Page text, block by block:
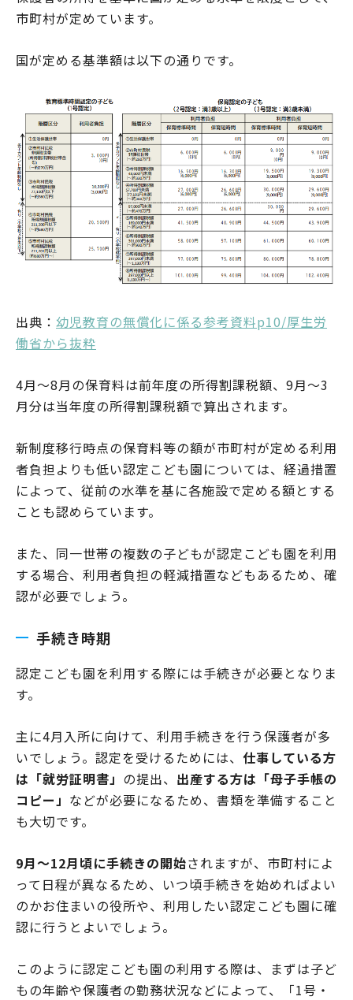
市町村が定めています。
国が定める基準額は以下の通りです。
出典： 幼児教育の無償化に係る参考資料p10/厚生労
働省から抜粋
4月～8月の保育料は前年度の所得割課税額、9月～3
月分は当年度の所得割課税額で算出されます。
新制度移行時点の保育料等の額が市町村が定める利用
者負担よりも低い認定こども園については、経過措置
によって、従前の水準を基に各施設で定める額とする
ことも認めらています。
また、同一世帯の複数の子どもが認定こども園を利用
する場合、利用者負担の軽減措置などもあるため、確
認が必要でしょう。
手続き時期
認定こども園を利用する際には手続きが必要となりま
す。
主に4月入所に向けて、利用手続きを行う保護者が多
いでしょう。認定を受けるためには、 仕事している方
は「就労証明書」 の提出、 出産する方は「母子手帳の
コピー」 などが必要になるため、書類を準備すること
も大切です。
9月～12月頃に手続きの開始されますが、市町村によ
って日程が異なるため、いつ頃手続きを始めればよい
のかお住まいの役所や、利用したい認定こども園に確
認に行うとよいでしょう。
このように認定こども園の利用する際は、まずは子ど
もの年齢や保護者の勤務状況などによって、「1号・